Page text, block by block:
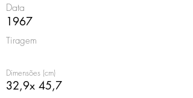
Data
1967
Tiragem
Dimensões (cm)
32,9x 45,7